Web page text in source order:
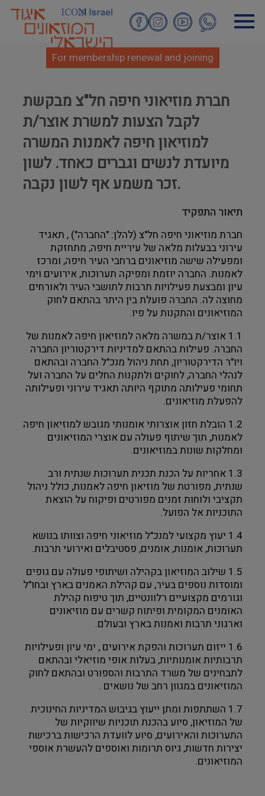
Skip
For membership renewal and joining
חברת מוזיאוני חיפה חל"צ מבקשת
לקבל הצעות למשרת אוצר/ת
למוזיאון חיפה לאמנות המשרה
מיועדת לנשים וגברים כאחד. לשון
זכר משמע אף לשון נקבה.
תיאור התפקיד
חברת מוזיאוני חיפה חל"צ (להלן: "החברה") , תאגיד
עירוני בבעלות מלאה של עיריית חיפה, מתחזקת
ומפעילה שישה מוזיאונים ברחבי העיר חיפה, ומרכז
לאמנות. החברה יוזמת ומפיקה תערוכות, אירועים וימי
עיון ומבצעת פעילויות תרבות לתושבי העיר ולאורחים
מחוצה לה. החברה פועלת בין היתר בהתאם לחוק
המוזיאונים והתקנות על פיו.
1.1 אוצר/ת במשרה מלאה למוזיאון חיפה לאמנות של
החברה. פעילות בהתאם למדיניות דירקטוריון החברה
ויו"ר הדירקטוריון, תחת ניהול מנכ"ל החברה ובהתאם
לנהלי החברה, לחוקים ולתקנות החלים על החברה ועל
תחומי פעילותה מתוקף היותה תאגיד עירוני ופעילותה
להפעלת מוזיאונים.
1.2 הובלת חזון אוצרותי אומנותי מגובש למוזיאון חיפה
לאמנות, תוך שיתוף פעולה עם אוצרי המוזיאונים
ומחלקות שונות במוזיאונים.
1.3 אחריות על הכנת תכנית תערוכות שנתית ורב
שנתית, מפורטת של מוזיאון חיפה לאמנות, כולל ניהול
תקציבי ולוחות זמנים מפורטים ופיקוח על הוצאת
התוכניות אל הפועל.
1.4 יעוץ מקצועי למנכ"ל מוזיאוני חיפה וצוותו בנושא
תערוכות, אומנות, אומנים, פסטיבלים ואירועי תרבות.
1.5 שילוב המוזיאון בקהילה ושיתופי פעולה עם גופים
ומוסדות נוספים בעיר, עם קהילת האמנים בארץ ובחו"ל
וגורמים מקצועיים רלוונטיים, תוך טיפוח קהילת
האומנים המקומית ופיתוח קשרים עם מוזיאונים
וארגוני תרבות ואמנות בארץ ובעולם.
1.6 ייזום תערוכות והפקת אירועים , ימי עיון ופעילויות
תרבותיות אומנותיות, בעלות אופי מוזיאלי ובהתאם
לתבחינים של משרד התרבות והספורט ובהתאם לחוק
המוזיאונים במגוון רחב של נושאים .
1.7 השתתפות ומתן ייעוץ בגיבוש המדיניות החינוכית
של המוזיאון, סיוע בהכנת תוכניות שיווקיות של
התערוכות והאירועים, סיוע לוועדת הרכישות ברכישת
יצירות חדשות, גיוס תרומות ואוספים להעשרת אוספי
המוזיאונים.